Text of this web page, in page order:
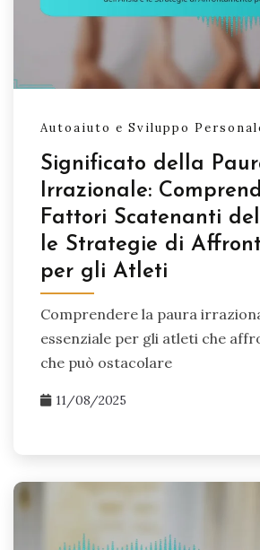
Autoaiuto e Sviluppo
Significato della
Irrazionale:
Fattori Scatenanti
le Strategie di
per gli Atleti
Comprendere la paura
essenziale per gli atleti che
che può ostacolare
11/08/2025